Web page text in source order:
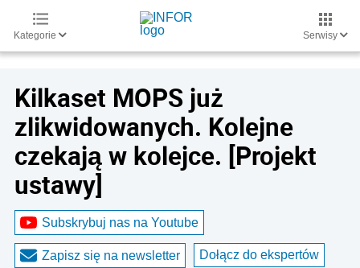
Kategorie Serwisy
Kilkaset MOPS już
zlikwidowanych. Kolejne
czekają w kolejce. [Projekt
ustawy]
Subskrybuj nas na Youtube
Zapisz się na newsletter Dołącz do ekspertów